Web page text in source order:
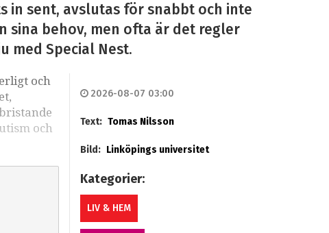
in sent, avslutas för snabbt och inte
sina behov, men ofta är det regler
med Special Nest.
och
och
2026-08-07 03:00
Text: Tomas Nilsson
Bild: Linköpings universitet
Kategorier:
LIV & HEM